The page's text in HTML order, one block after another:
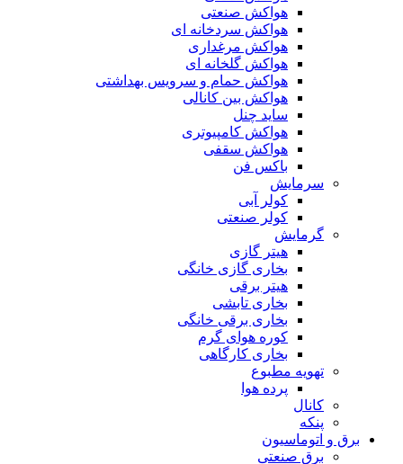
هواکش صنعتی
هواکش سردخانه ای
هواکش مرغداری
هواکش گلخانه ای
هواکش حمام و سرویس بهداشتی
هواکش بین کانالی
ساید چنل
هواکش کامپیوتری
هواکش سقفی
باکس فن
سرمایش
کولر آبی
کولر صنعتی
گرمایش
هیتر گازی
بخاری گازی خانگی
هیتر برقی
بخاری تابشی
بخاری برقی خانگی
کوره هوای گرم
بخاری کارگاهی
تهویه مطبوع
پرده هوا
کانال
پنکه
برق و اتوماسیون
برق صنعتی